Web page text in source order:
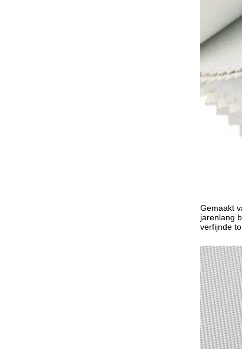
Gemaakt
jarenlang
verfijnde